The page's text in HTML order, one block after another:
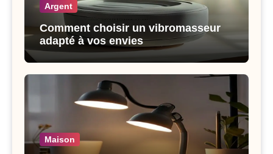
Argent
Comment choisir un vibromasseur
adapté à vos envies
Maison